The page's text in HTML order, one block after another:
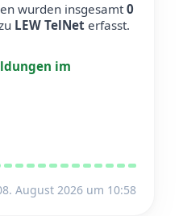
wurden insgesamt0
LEW TelNet erfasst.
im
August 2026 um 10:58